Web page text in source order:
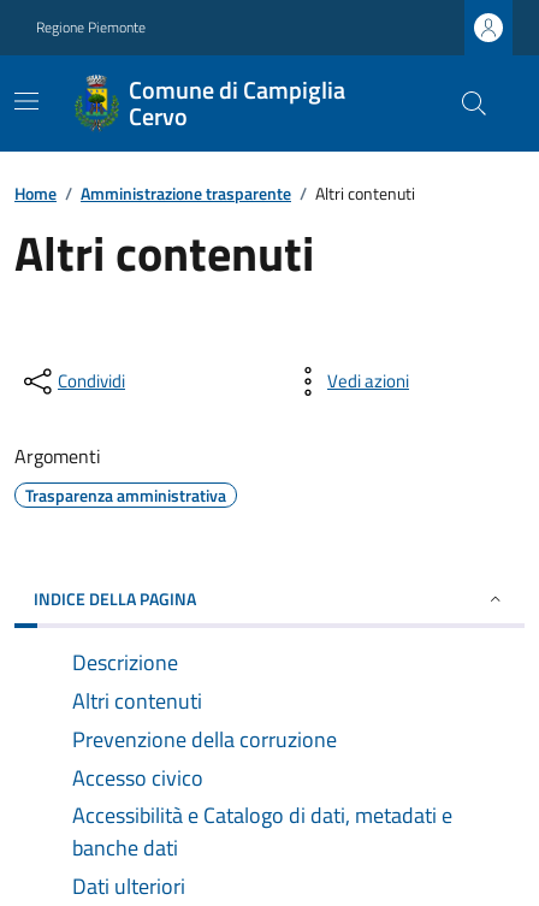
Regione Piemonte
Comune di Campiglia
Cervo
Home / Amministrazione trasparente / Altri contenuti
Altri contenuti
Condividi Vedi azioni
Argomenti
Trasparenza amministrativa
INDICE DELLA PAGINA
Descrizione
Altri contenuti
Prevenzione della corruzione
Accesso civico
Accessibilità e Catalogo di dati, metadati e
banche dati
Dati ulteriori